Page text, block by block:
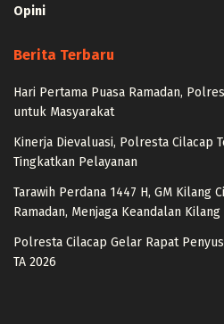
Opini
Berita Terbaru
Hari Pertama Puasa Ramadan,
untuk Masyarakat
Kinerja Dievaluasi, Polresta Cilacap
Tingkatkan Pelayanan
Tarawih Perdana 1447 H, GM Kilang
Ramadan, Menjaga Keandalan Kilang
Polresta Cilacap Gelar Rapat
TA 2026